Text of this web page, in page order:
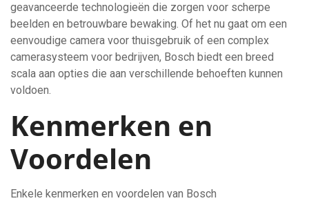
geavanceerde technologieën die zorgen voor scherpe
beelden en betrouwbare bewaking. Of het nu gaat om een
eenvoudige camera voor thuisgebruik of een complex
camerasysteem voor bedrijven, Bosch biedt een breed
scala aan opties die aan verschillende behoeften kunnen
voldoen.
Kenmerken en
Voordelen
Enkele kenmerken en voordelen van Bosch